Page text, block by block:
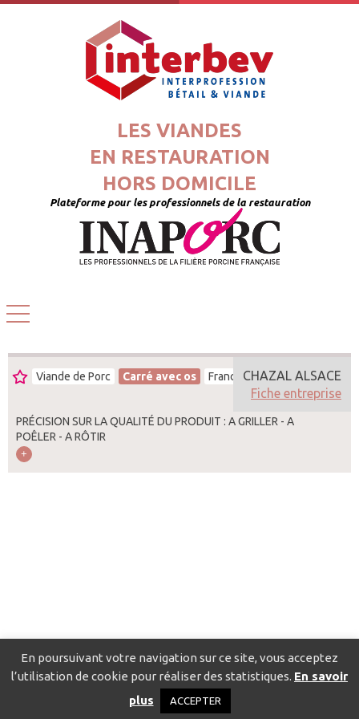
LES VIANDES
EN RESTAURATION
HORS DOMICILE
Plateforme pour les professionnels de la restauration
Viande de Porc Carré avec os France
PRÉCISION SUR LA QUALITÉ DU PRODUIT : A GRILLER - A
POÊLER - A RÔTIR
CHAZAL ALSACE
Fiche entreprise
Catalogue pour localiser les fournisseurs
Politique de confidentialité
En poursuivant votre navigation sur ce site, vous acceptez
l’utilisation de cookie pour réaliser des statistiques. En savoir
plus
ACCEPTER